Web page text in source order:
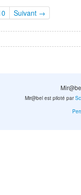
Suivant →
Mir@bel est piloté par